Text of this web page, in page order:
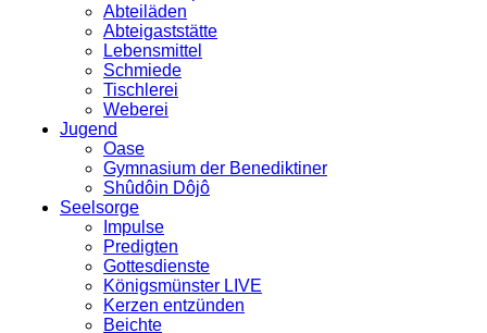
Abteiläden
Abteigaststätte
Lebensmittel
Schmiede
Tischlerei
Weberei
Jugend
Oase
Gymnasium der Benediktiner
Shûdôin Dôjô
Seelsorge
Impulse
Predigten
Gottesdienste
Königsmünster LIVE
Kerzen entzünden
Beichte